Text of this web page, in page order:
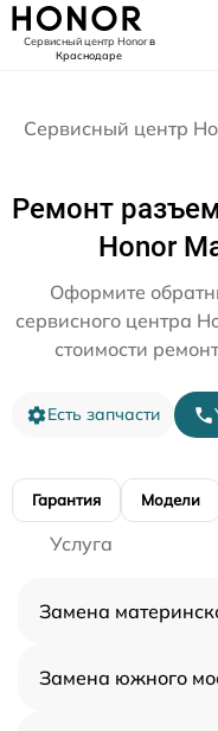
Сервисный центр Honorв
Краснодаре
Сервисный центр
Ремонт
Honor
Оформите
сервисного центра
стоимости
Есть запчасти
Гарантия Модели
Услуга
Замена
Замена южного